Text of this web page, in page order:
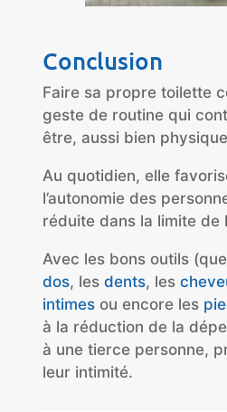
Conclusion
Faire sa propre toilette
geste de routine qui
être, aussi bien
Au quotidien, elle
l’autonomie des
réduite dans la limite de
Avec les bons outils
dos, les dents, les
intimesou encore les
à la réduction de la
à une tierce personne,
leur intimité.